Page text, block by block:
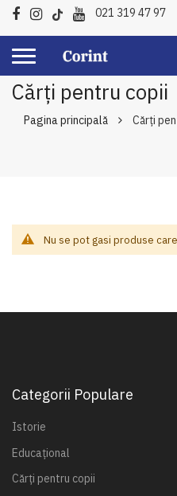
021 319 47 97
Cărți pentru copii
Pagina principală Cărți
Nu se pot gasi produse
Categorii Populare
Istorie
Educațional
Cărți pentru copii